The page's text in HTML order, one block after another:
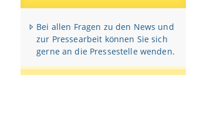
Bei allen Fragen zu den News und
zur Pressearbeit können Sie sich
gerne an die Pressestelle wenden.